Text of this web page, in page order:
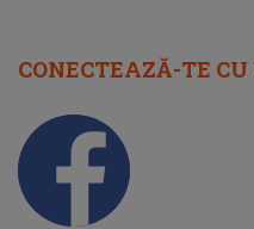
CONECTEAZĂ-TE CU